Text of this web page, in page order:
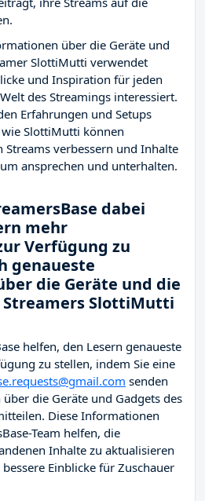
über die Geräte und
SlottiMutti verwendet
und Inspiration für jeden
des Streamings interessiert.
Erfahrungen und Setups
SlottiMutti können
Streams verbessern und Inhalte
ansprechen und unterhalten.
dabei
mehr
Verfügung zu
genaueste
die Geräte und die
SlottiMutti
helfen, den Lesern genaueste
zu stellen, indem Sie eine
senden
die Geräte und Gadgets des
Diese Informationen
Team helfen, die
Inhalte zu aktualisieren
Einblicke für Zuschauer